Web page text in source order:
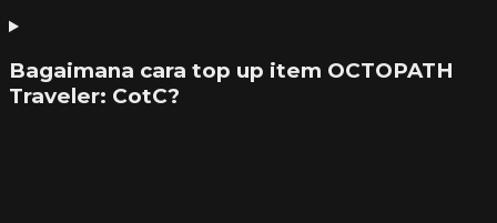
Bagaimana cara top up item OCTOPATH
Traveler: CotC?